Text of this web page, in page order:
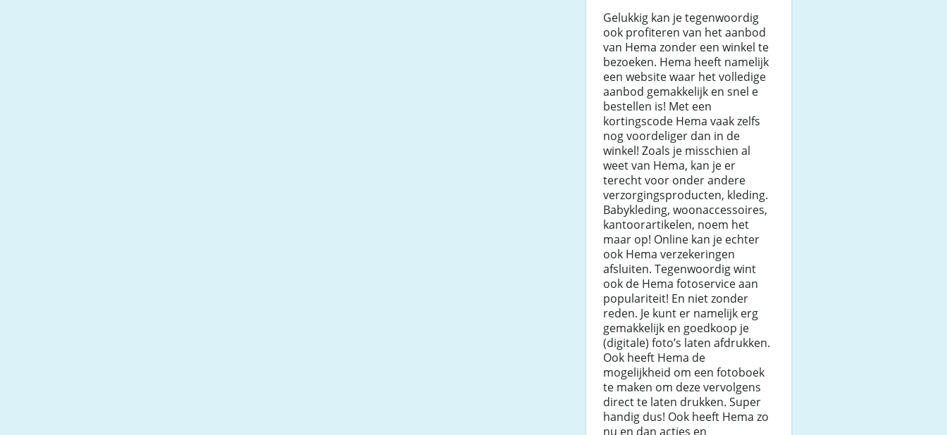
Gelukkig kan je tegenwoordig
ook profiteren van het aanbod
van Hema zonder een winkel te
bezoeken. Hema heeft namelijk
een website waar het volledige
aanbod gemakkelijk en snel e
bestellen is! Met een
kortingscode Hema vaak zelfs
nog voordeliger dan in de
winkel! Zoals je misschien al
weet van Hema, kan je er
terecht voor onder andere
verzorgingsproducten, kleding.
Babykleding, woonaccessoires,
kantoorartikelen, noem het
maar op! Online kan je echter
ook Hema verzekeringen
afsluiten. Tegenwoordig wint
ook de Hema fotoservice aan
populariteit! En niet zonder
reden. Je kunt er namelijk erg
gemakkelijk en goedkoop je
(digitale) foto’s laten afdrukken.
Ook heeft Hema de
mogelijkheid om een fotoboek
te maken om deze vervolgens
direct te laten drukken. Super
handig dus! Ook heeft Hema zo
nu en dan acties en